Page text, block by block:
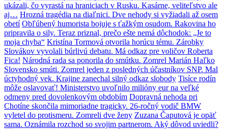
ukázali, čo vyrastá na hraniciach v Rusku. Kasárne, veliteľstvo ale
aj… Hrozná tragédia na diaľnici. Dve nehody si vyžiadali až osem
obetí Obľúbený humorista bojuje s ťažkým osudom. Rakovina ho
pripravila o sily. Teraz priznal, prečo ešte nemá dôchodok: „Je to
moja chyba“ Kristína Tormová otvorila horúcu tému. Zárobky
Slovákov vyvolali búrlivú debatu. Má odkaz pre voličov Roberta
Fica! Národná rada sa ponorila do smútku. Zomrel Marián Haľko
Slovensko smúti. Zomrel jeden z posledných účastníkov SNP. Mal
úctyhodný vek. Krajine zanechal silný odkaz slobody Tisíce rodín
môže oslavovať! Ministerstvo uvoľnilo milióny eur na veľké
odmeny pred dovolenkovým obdobím Dopravná nehoda pri
Chotíne skončila mimoriadne tragicky. 26-ročný vodič BMW
vyletel do protismeru. Zomreli dve ženy Zuzana Čaputová je opäť
sama. Oznámila rozchod so svojim partnerom. Aký dôvod uviedli?